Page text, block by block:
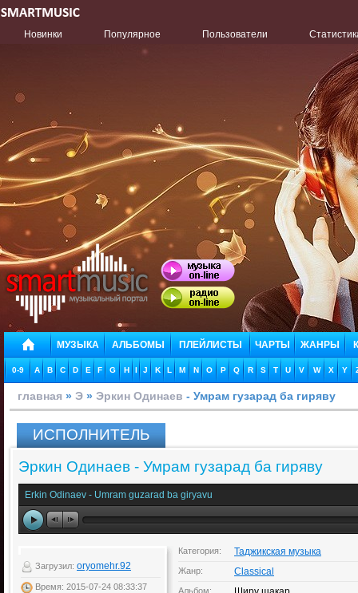
Новинки Популярное Пользователи
МУЗЫКА АЛЬБОМЫ ПЛЕЙЛИСТЫ ЧАРТЫ ЖАНРЫ
0-9 A B C D E F G H I J K L M N O P Q R S T U V W X Y
главная » Э » Эркин Одинаев - Умрам гузарад ба гиряву
ИСПОЛНИТЕЛЬ
Эркин Одинаев - Умрам гузарад ба гиряву
Erkin Odinaev - Umram guzarad ba giryavu
Загрузил: oryomehr.92
Время: 2015-07-24 08:33:37
Категория: Таджикская музыка
Жанр: Classical
Альбом: